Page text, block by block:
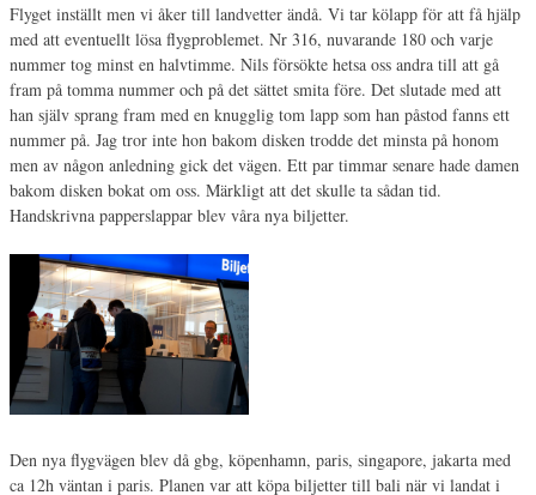
Flyget inställt men vi åker till landvetter ändå. Vi tar kölapp för att få hjälp
med att eventuellt lösa flygproblemet. Nr 316, nuvarande 180 och varje
nummer tog minst en halvtimme. Nils försökte hetsa oss andra till att gå
fram på tomma nummer och på det sättet smita före. Det slutade med att
han själv sprang fram med en knugglig tom lapp som han påstod fanns ett
nummer på. Jag tror inte hon bakom disken trodde det minsta på honom
men av någon anledning gick det vägen. Ett par timmar senare hade damen
bakom disken bokat om oss. Märkligt att det skulle ta sådan tid.
Handskrivna papperslappar blev våra nya biljetter.
Den nya flygvägen blev då gbg, köpenhamn, paris, singapore, jakarta med
ca 12h väntan i paris. Planen var att köpa biljetter till bali när vi landat i